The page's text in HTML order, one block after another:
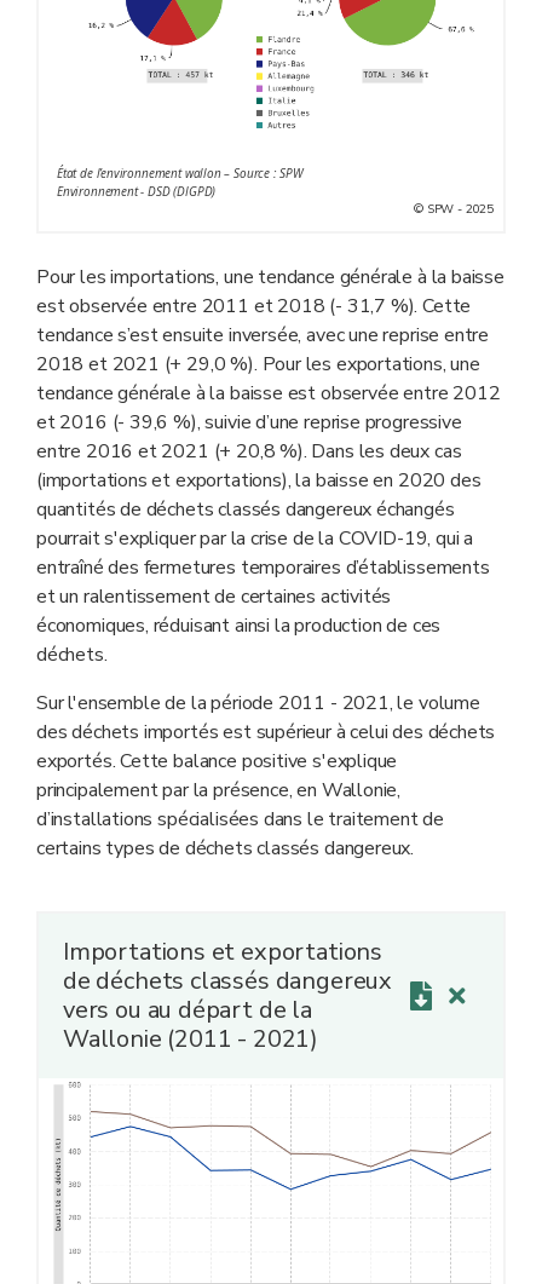
État de l’environnement wallon – Source : SPW
Environnement - DSD (DIGPD)
© SPW - 2025
Pour les importations, une tendance générale à la baisse
est observée entre 2011 et 2018 (- 31,7 %). Cette
tendance s’est ensuite inversée, avec une reprise entre
2018 et 2021 (+ 29,0 %). Pour les exportations, une
tendance générale à la baisse est observée entre 2012
et 2016 (- 39,6 %), suivie d’une reprise progressive
entre 2016 et 2021 (+ 20,8 %). Dans les deux cas
(importations et exportations), la baisse en 2020 des
quantités de déchets classés dangereux échangés
pourrait s'expliquer par la crise de la COVID-19, qui a
entraîné des fermetures temporaires d’établissements
et un ralentissement de certaines activités
économiques, réduisant ainsi la production de ces
déchets.
Sur l'ensemble de la période 2011 - 2021, le volume
des déchets importés est supérieur à celui des déchets
exportés. Cette balance positive s'explique
principalement par la présence, en Wallonie,
d’installations spécialisées dans le traitement de
certains types de déchets classés dangereux.
Importations et exportations
de déchets classés dangereux
vers ou au départ de la
Wallonie (2011 - 2021)